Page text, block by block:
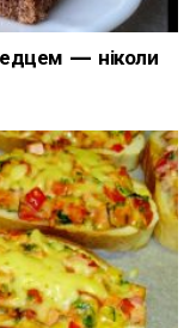
— ніколи